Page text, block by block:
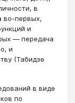
в
во-первых,
и
― передача
и
(Табидзе
в виде
по